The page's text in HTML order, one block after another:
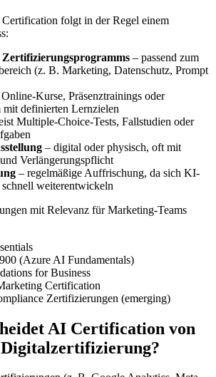
folgt in der Regel einem
Zertifizierungsprogramms – passend zum
(z. B. Marketing, Datenschutz, Prompt
Kurse, Präsenztrainings oder
mit definierten Lernzielen
Multiple-Choice-Tests, Fallstudien oder
– digital oder physisch, oft mit
Verlängerungspflicht
– regelmäßige Auffrischung, da sich KI-
weiterentwickeln
mit Relevanz für Marketing-Teams
(Azure AI Fundamentals)
for Business
Certification
Zertifizierungen (emerging)
AI Certification von